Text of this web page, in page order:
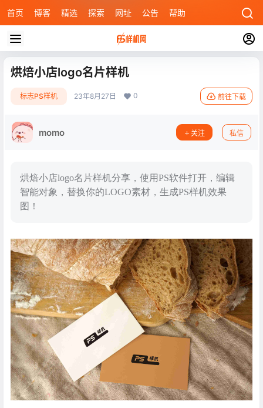
首页 博客 精选 探索 网址 公告 帮助
烘焙小店logo名片样机
标志PS样机 23年8月27日 0 前往下载
momo 关注 私信
烘焙小店logo名片样机分享，使用PS软件打开，编辑
智能对象，替换你的LOGO素材，生成PS样机效果
图！